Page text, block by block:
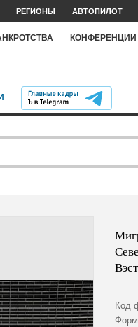
РЕГИОНЫ АВТОПИЛОТ
КОНФЕРЕНЦИИ
Код